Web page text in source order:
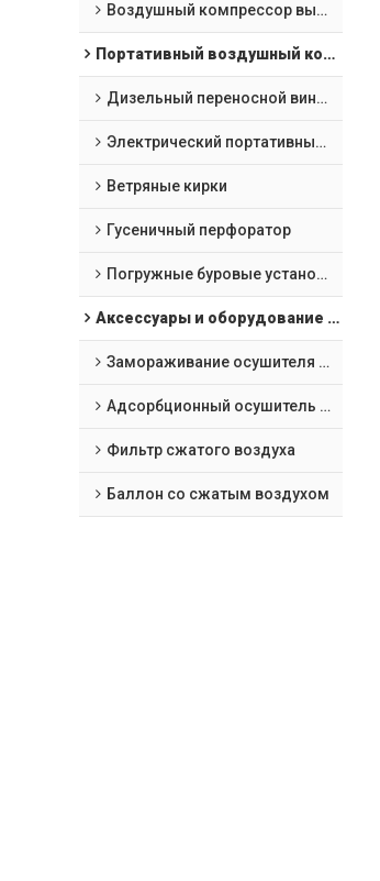
Воздушный компрессор высокого давления
Портативный воздушный компрессор и горнодобывающее оборудование
Дизельный переносной винтовой компрессор
Электрический портативный винтовой воздушный компрессор
Ветряные кирки
Гусеничный перфоратор
Погружные буровые установки "все в одном
Аксессуары и оборудование для обработки воздушных компрессоров
Замораживание осушителя сжатого воздуха
Адсорбционный осушитель сжатого воздуха
Фильтр сжатого воздуха
Баллон со сжатым воздухом